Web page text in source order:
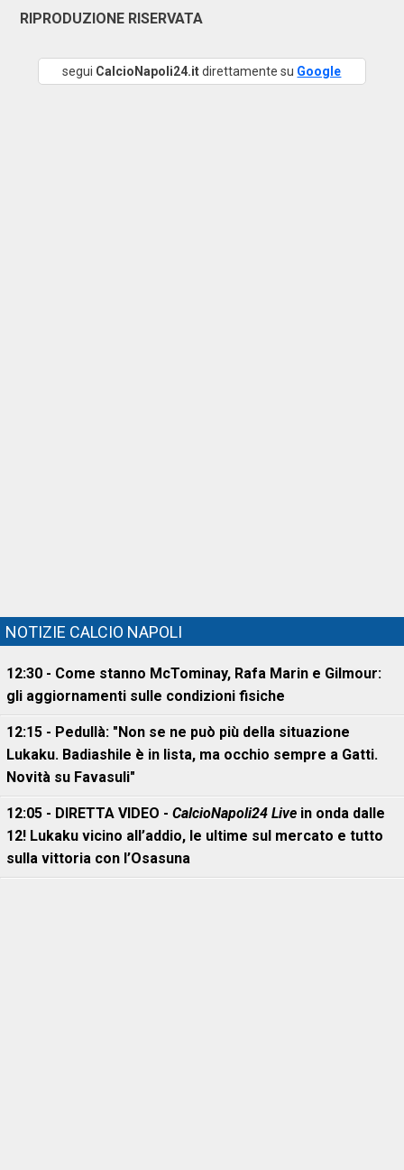
RIPRODUZIONE RISERVATA
segui CalcioNapoli24.itdirettamente su Google
NOTIZIE CALCIO NAPOLI
12:30 - Come stanno McTominay, Rafa Marin e Gilmour:
gli aggiornamenti sulle condizioni fisiche
12:15 - Pedullà: "Non se ne può più della situazione
Lukaku. Badiashile è in lista, ma occhio sempre a Gatti.
Novità su Favasuli"
12:05 - DIRETTA VIDEO - CalcioNapoli24 Live in onda dalle
12! Lukaku vicino all’addio, le ultime sul mercato e tutto
sulla vittoria con l’Osasuna